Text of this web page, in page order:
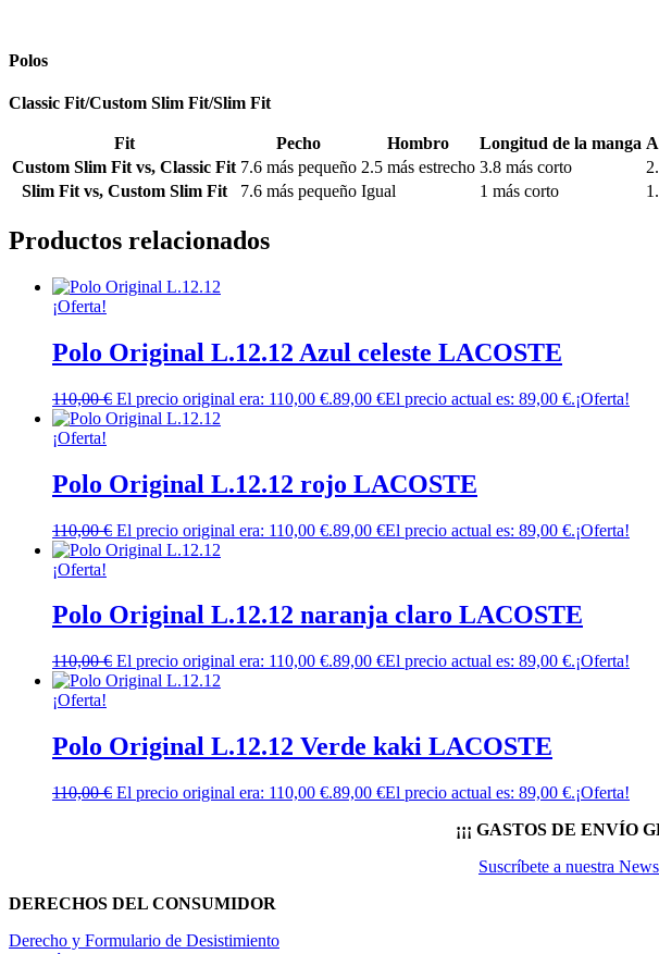
Polos
Classic Fit/Custom Slim Fit/Slim Fit
Fit Pecho Hombro Longitud de la manga
Custom Slim Fit vs, Classic Fit 7.6 más pequeño 2.5 más estrecho 3.8 más corto
Slim Fit vs, Custom Slim Fit
7.6 más pequeño Igual 1 más corto
Productos relacionados
¡Oferta!
Polo Original L.12.12 Azul celeste LACOSTE
110,00€ El precio original era: 110,00 €.89,00 €El precio actual es: 89,00 €.¡Oferta!
¡Oferta!
Polo Original L.12.12 rojo LACOSTE
110,00€ El precio original era: 110,00 €.89,00 €El precio actual es: 89,00 €.¡Oferta!
¡Oferta!
Polo Original L.12.12 naranja claro LACOSTE
110,00€ El precio original era: 110,00 €.89,00 €El precio actual es: 89,00 €.¡Oferta!
¡Oferta!
Polo Original L.12.12 Verde kaki LACOSTE
110,00€ El precio original era: 110,00 €.89,00 €El precio actual es: 89,00 €.¡Oferta!
¡¡¡ GASTOS DE ENVÍO
Suscríbete a nuestra
DERECHOS DEL CONSUMIDOR
Derecho y Formulario de Desistimiento